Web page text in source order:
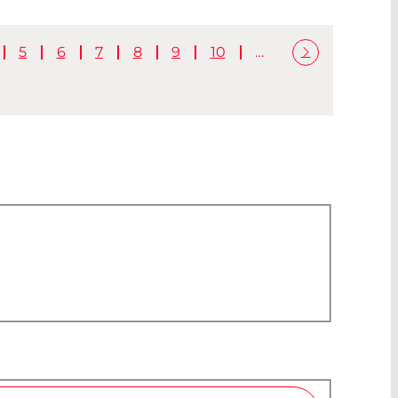
5 6 7 8 9 10 …